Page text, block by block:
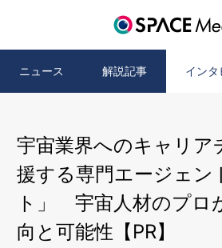
ニュース 解説記事 インタ
宇宙業界へのキャリア
援する専門エージェン
ト」 宇宙人材のプロ
向と可能性【PR】